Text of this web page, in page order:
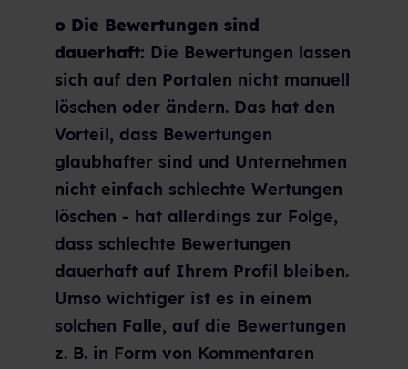
o Die Bewertungen sind
dauerhaft: Die Bewertungen lassen
sich auf den Portalen nicht manuell
löschen oder ändern. Das hat den
Vorteil, dass Bewertungen
glaubhafter sind und Unternehmen
nicht einfach schlechte Wertungen
löschen - hat allerdings zur Folge,
dass schlechte Bewertungen
dauerhaft auf Ihrem Profil bleiben.
Umso wichtiger ist es in einem
solchen Falle, auf die Bewertungen
z. B. in Form von Kommentaren